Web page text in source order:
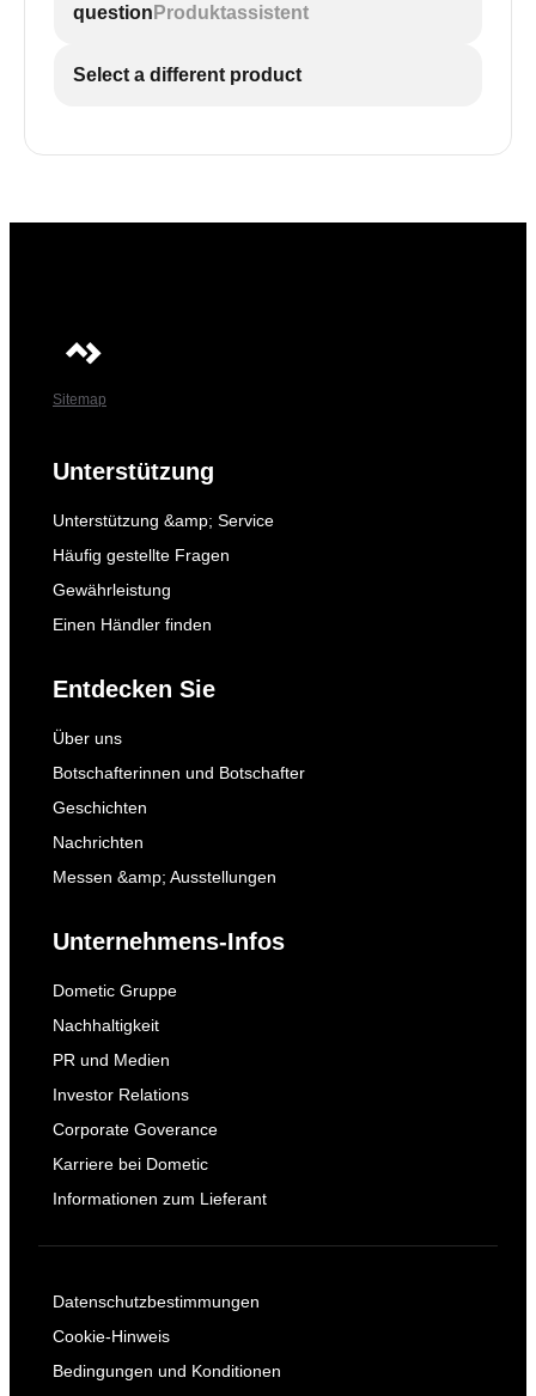
question Produktassistent
Select a different product
Sitemap
Unterstützung
Unterstützung &amp; Service
Häufig gestellte Fragen
Gewährleistung
Einen Händler finden
Entdecken Sie
Über uns
Botschafterinnen und Botschafter
Geschichten
Nachrichten
Messen &amp; Ausstellungen
Unternehmens-Infos
Dometic Gruppe
Nachhaltigkeit
PR und Medien
Investor Relations
Corporate Goverance
Karriere bei Dometic
Informationen zum Lieferant
Datenschutzbestimmungen
Cookie-Hinweis
Bedingungen und Konditionen